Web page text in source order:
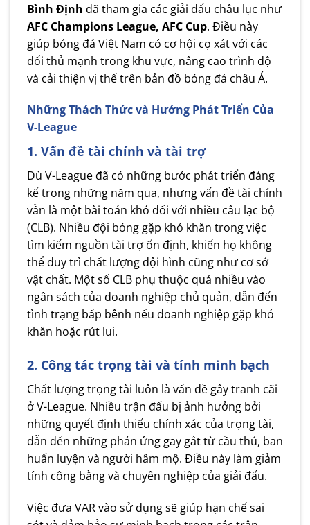
Bình Định đã tham gia các giải đấu châu lục như
AFC Champions League, AFC Cup. Điều này
giúp bóng đá Việt Nam có cơ hội cọ xát với các
đối thủ mạnh trong khu vực, nâng cao trình độ
và cải thiện vị thế trên bản đồ bóng đá châu Á.
Những Thách Thức và Hướng Phát Triển Của
V-League
1. Vấn đề tài chính và tài trợ
Dù V-League đã có những bước phát triển đáng
kể trong những năm qua, nhưng vấn đề tài chính
vẫn là một bài toán khó đối với nhiều câu lạc bộ
(CLB). Nhiều đội bóng gặp khó khăn trong việc
tìm kiếm nguồn tài trợ ổn định, khiến họ không
thể duy trì chất lượng đội hình cũng như cơ sở
vật chất. Một số CLB phụ thuộc quá nhiều vào
ngân sách của doanh nghiệp chủ quản, dẫn đến
tình trạng bấp bênh nếu doanh nghiệp gặp khó
khăn hoặc rút lui.
2. Công tác trọng tài và tính minh bạch
Chất lượng trọng tài luôn là vấn đề gây tranh cãi
ở V-League. Nhiều trận đấu bị ảnh hưởng bởi
những quyết định thiếu chính xác của trọng tài,
dẫn đến những phản ứng gay gắt từ cầu thủ, ban
huấn luyện và người hâm mộ. Điều này làm giảm
tính công bằng và chuyên nghiệp của giải đấu.
Việc đưa VAR vào sử dụng sẽ giúp hạn chế sai